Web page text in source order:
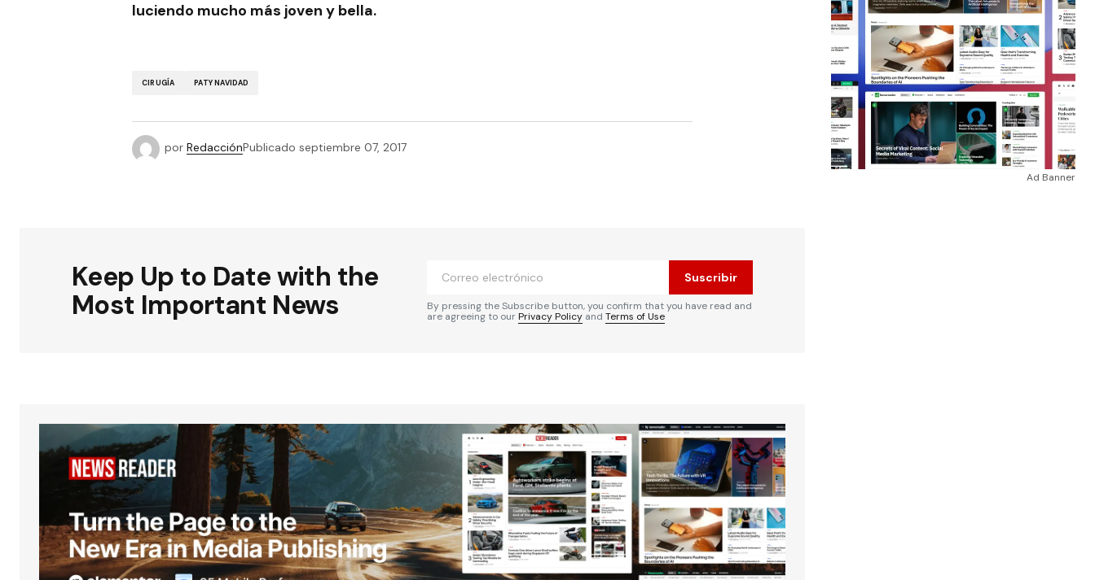
luciendo mucho más joven y bella.
CIRUGÍA PATY NAVIDAD
por RedacciónPublicado septiembre 07, 2017
Keep Up to Date with the
Most Important News
Suscribir
By pressing the Subscribe button, you confirm that you have read and
are agreeing to ourPrivacy Policy and Terms of Use
Ad Banner